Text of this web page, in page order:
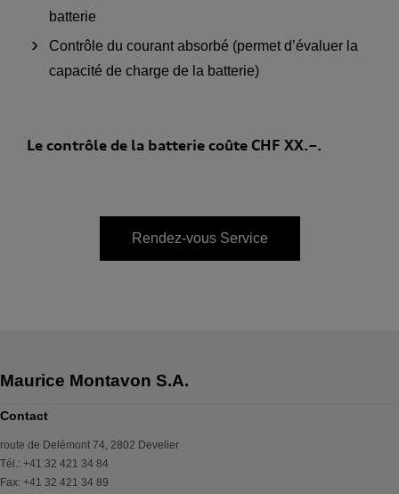
batterie
Contrôle du courant absorbé (permet d’évaluer la
capacité de charge de la batterie)
Le contrôle de la batterie coûte CHF XX.–.
Rendez-vous Service
Contact
route de Delémont 74, 2802 Develier
Tél.: +41 32 421 34 84
Fax: +41 32 421 34 89